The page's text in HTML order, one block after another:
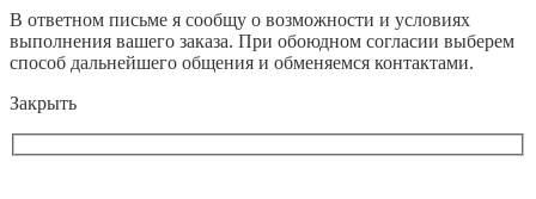
В ответном письме я сообщу о возможности и условиях
выполнения вашего заказа. При обоюдном согласии выберем
способ дальнейшего общения и обменяемся контактами.
Закрыть